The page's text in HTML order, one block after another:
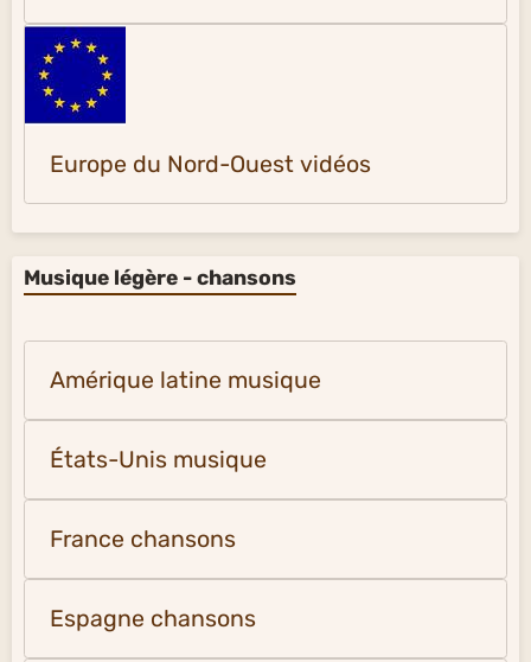
Europe du Nord-Ouest vidéos
Musique légère - chansons
Amérique latine musique
États-Unis musique
France chansons
Espagne chansons